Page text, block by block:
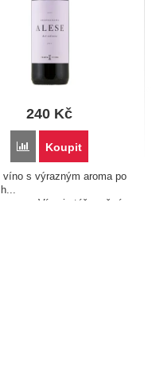
240 Kč
Porovnat
Koupit
víno s výrazným aroma po
je též možné